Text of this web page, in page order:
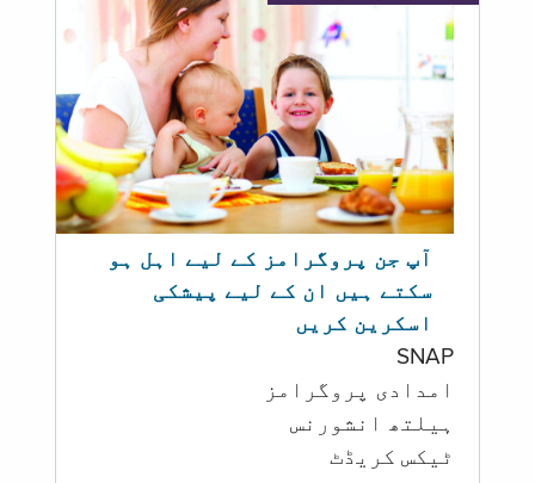
آپ جن پروگرامز کے لیے اہل ہو
سکتے ہیں ان کے لیے پیشکی
اسکرین کریں
SNAP
امدادی پروگرامز
‏ہیلتھ انشورنس
ٹیکس کریڈٹ